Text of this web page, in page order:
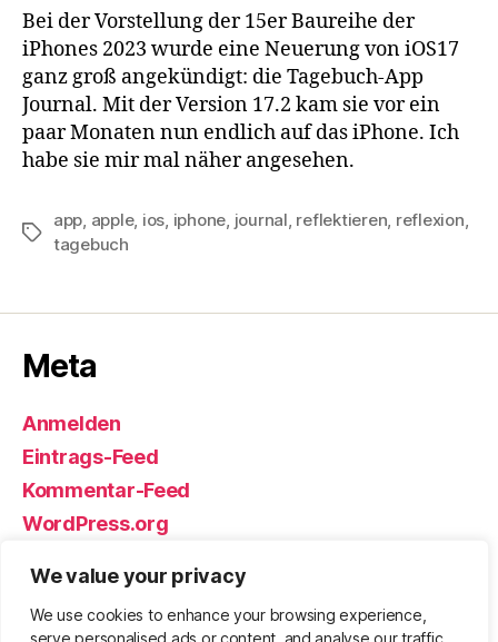
We value your privacy
We use cookies to enhance your browsing experience,
serve personalised ads or content, and analyse our traffic.
Bei der Vorstellung der 15er Baureihe der
iPhones 2023 wurde eine Neuerung von iOS17
ganz groß angekündigt: die Tagebuch-App
Journal. Mit der Version 17.2 kam sie vor ein
paar Monaten nun endlich auf das iPhone. Ich
habe sie mir mal näher angesehen.
Schlagwörter
app, apple, ios, iphone, journal, reflektieren, reflexion,
tagebuch
Meta
Anmelden
Eintrags-Feed
Kommentar-Feed
WordPress.org
© 2026Björn Eickhoff – Der Blog
Nach oben